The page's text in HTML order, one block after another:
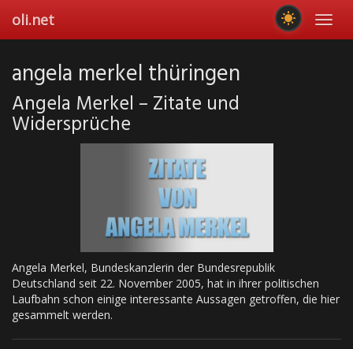
main
oli.net
angela merkel thüringen
Angela Merkel – Zitate und
Widersprüche
Angela Merkel, Bundeskanzlerin der Bundesrepublik
Deutschland seit 22. November 2005, hat in ihrer politischen
Laufbahn schon einige interessante Aussagen getroffen, die hier
gesammelt werden.